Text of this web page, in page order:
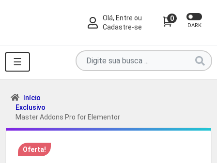
Olá, Entre ou
Cadastre-se
0
DARK
☰
Pesquise
por
produtos
Início
Exclusivo
Master Addons Pro for Elementor
Oferta!